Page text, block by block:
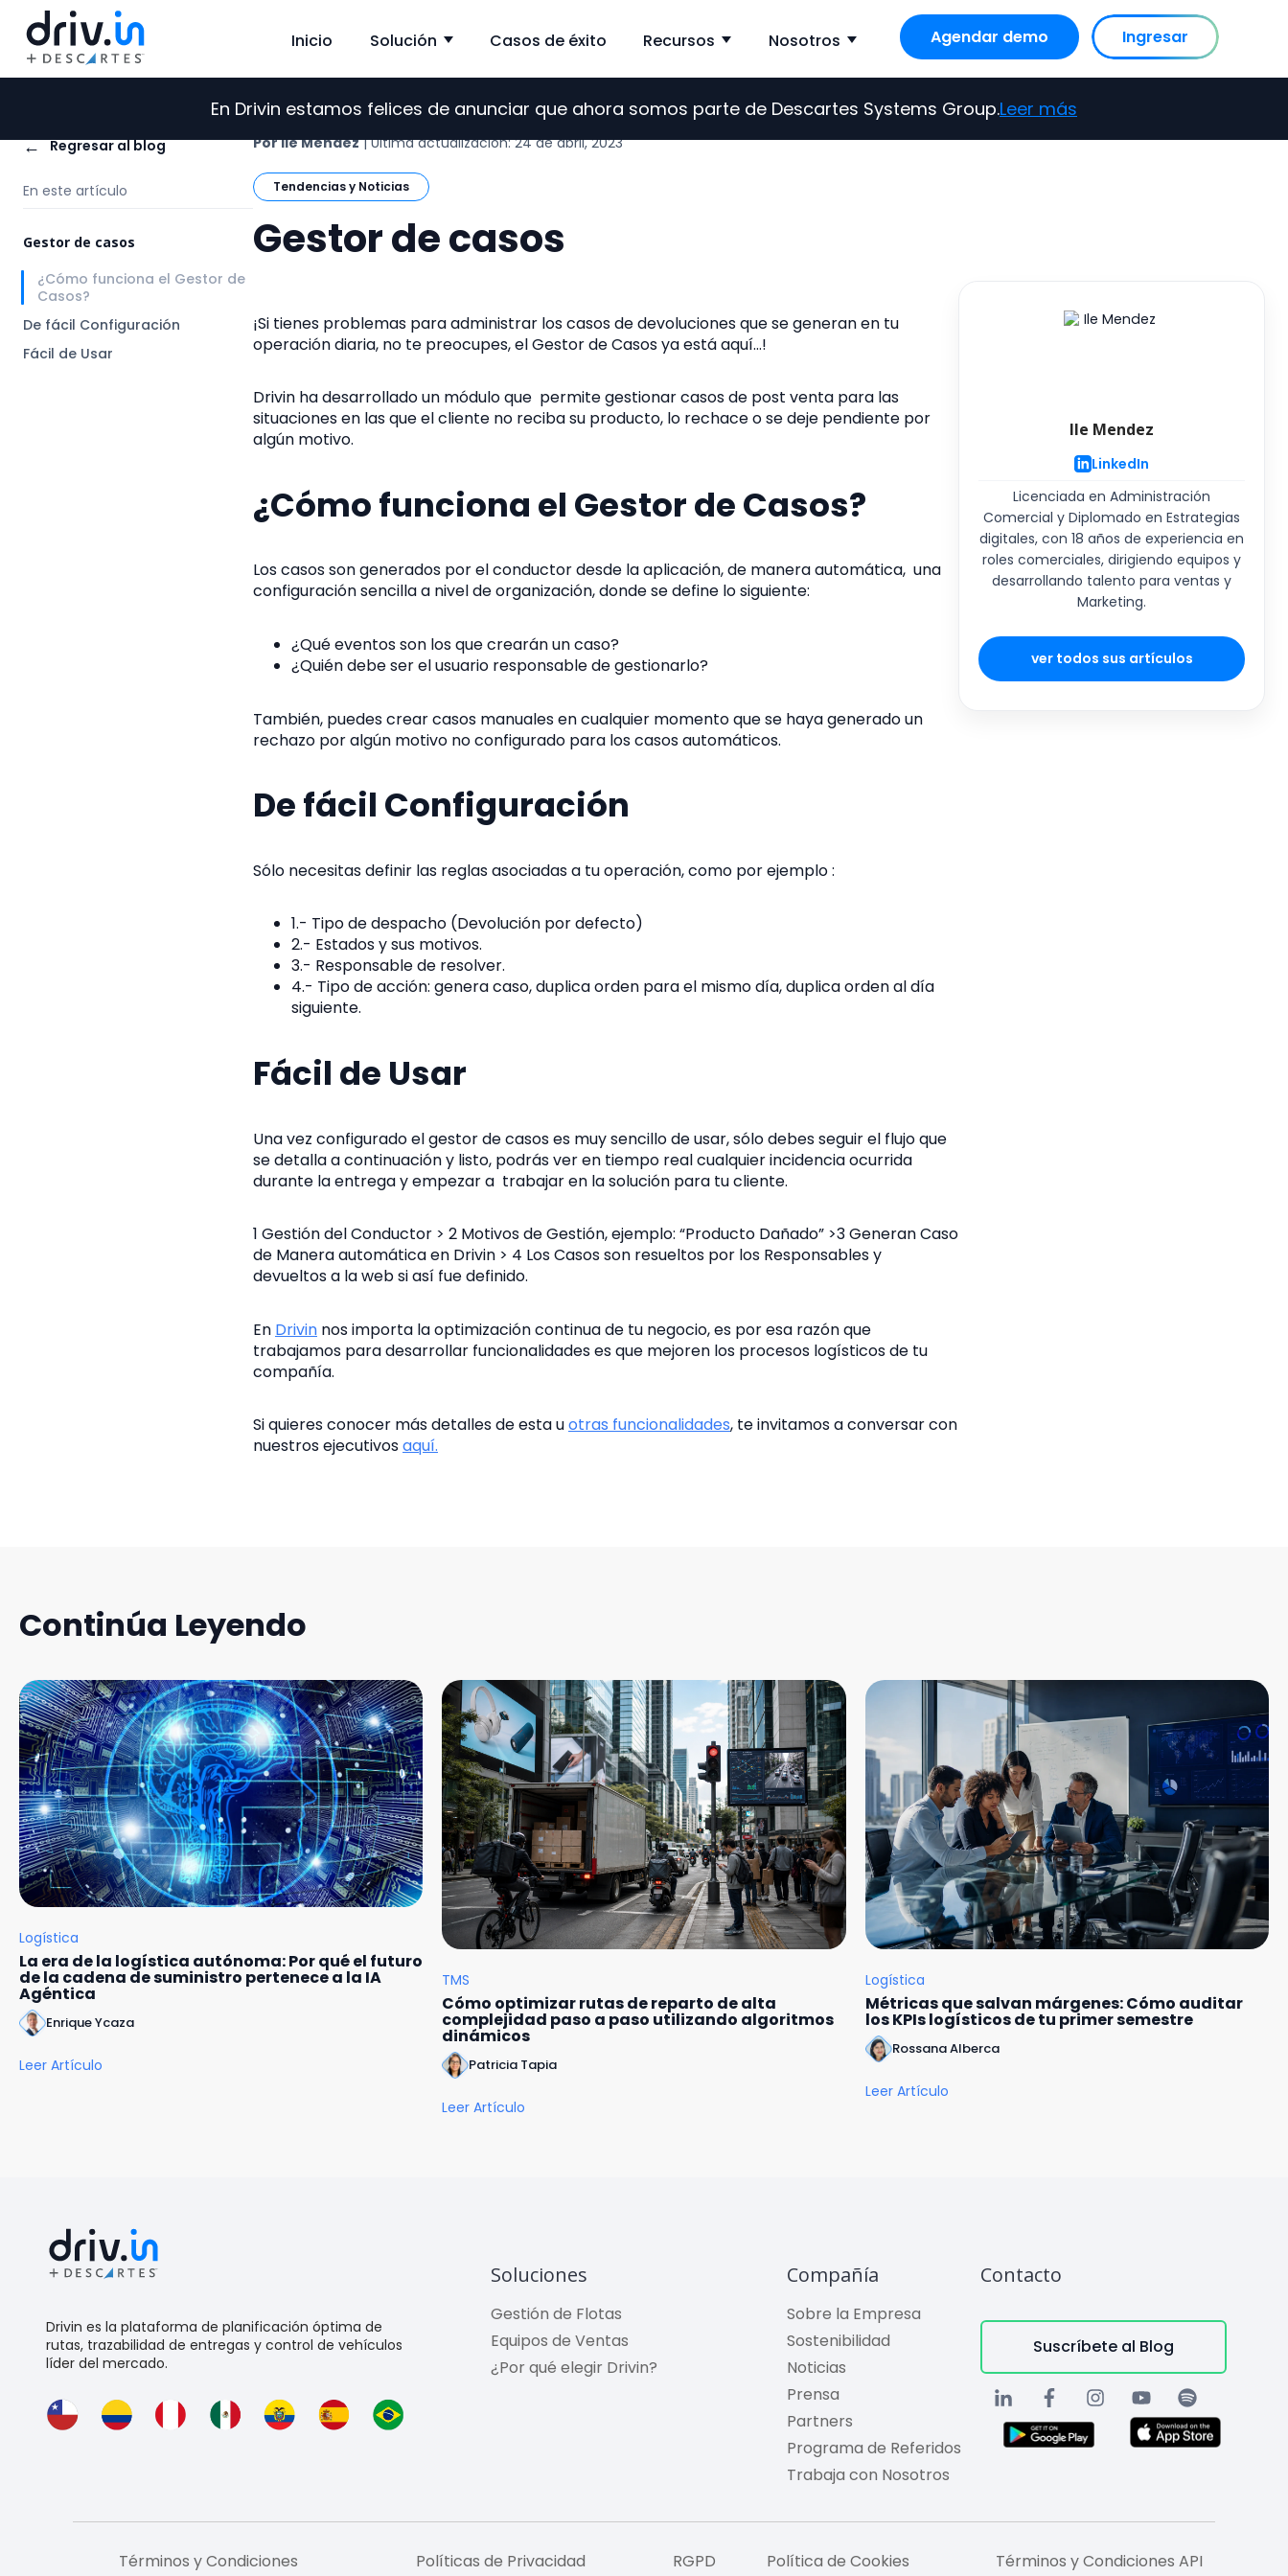
Inicio Solución Show submenu for Solución
Casos de éxito Recursos Show submenu for Recursos
Nosotros Show submenu for Nosotros
Agendar demo Ingresar
En Drivin estamos felices de anunciar que ahora somos parte de Descartes Systems Group.Leer más
← Regresar al blog
En este artículo
Gestor de casos
¿Cómo funciona el Gestor de
Casos?
De fácil Configuración
Fácil de Usar
Por Ile Mendez | Última actualización: 24 de abril, 2023
Tendencias y Noticias
Gestor de casos
¡Si tienes problemas para administrar los casos de devoluciones que se generan en tu
operación diaria, no te preocupes, el Gestor de Casos ya está aquí…!
Drivin ha desarrollado un módulo que permite gestionar casos de post venta para las
situaciones en las que el cliente no reciba su producto, lo rechace o se deje pendiente por
algún motivo.
¿Cómo funciona el Gestor de Casos?
Los casos son generados por el conductor desde la aplicación, de manera automática, una
configuración sencilla a nivel de organización, donde se define lo siguiente:
¿Qué eventos son los que crearán un caso?
¿Quién debe ser el usuario responsable de gestionarlo?
También, puedes crear casos manuales en cualquier momento que se haya generado un
rechazo por algún motivo no configurado para los casos automáticos.
De fácil Configuración
Sólo necesitas definir las reglas asociadas a tu operación, como por ejemplo :
1.- Tipo de despacho (Devolución por defecto)
2.- Estados y sus motivos.
3.- Responsable de resolver.
4.- Tipo de acción: genera caso, duplica orden para el mismo día, duplica orden al día
siguiente.
Fácil de Usar
Una vez configurado el gestor de casos es muy sencillo de usar, sólo debes seguir el flujo que
se detalla a continuación y listo, podrás ver en tiempo real cualquier incidencia ocurrida
durante la entrega y empezar a trabajar en la solución para tu cliente.
1 Gestión del Conductor > 2 Motivos de Gestión, ejemplo: “Producto Dañado” >3 Generan Caso
de Manera automática en Drivin > 4 Los Casos son resueltos por los Responsables y
devueltos a la web si así fue definido.
En Drivin nos importa la optimización continua de tu negocio, es por esa razón que
trabajamos para desarrollar funcionalidades es que mejoren los procesos logísticos de tu
compañía.
Si quieres conocer más detalles de esta uotras funcionalidades, te invitamos a conversar con
nuestros ejecutivosaquí.
Ile Mendez
LinkedIn
Licenciada en Administración
Comercial y Diplomado en Estrategias
digitales, con 18 años de experiencia en
roles comerciales, dirigiendo equipos y
desarrollando talento para ventas y
Marketing.
ver todos sus artículos
Continúa Leyendo
Logística
La era de la logística autónoma: Por qué el futuro
de la cadena de suministro pertenece a la IA
Agéntica
Enrique Ycaza
Leer Artículo
TMS
Cómo optimizar rutas de reparto de alta
complejidad paso a paso utilizando algoritmos
dinámicos
Patricia Tapia
Leer Artículo
Logística
Métricas que salvan márgenes: Cómo auditar
los KPIs logísticos de tu primer semestre
Rossana Alberca
Leer Artículo
Drivin es la plataforma de planificación óptima de
rutas, trazabilidad de entregas y control de vehículos
líder del mercado.
Soluciones
Gestión de Flotas
Equipos de Ventas
¿Por qué elegir Drivin?
Compañía
Sobre la Empresa
Sostenibilidad
Noticias
Prensa
Partners
Programa de Referidos
Trabaja con Nosotros
Contacto
Suscríbete al Blog
Términos y Condiciones Políticas de Privacidad RGPD Política de Cookies Términos y Condiciones API